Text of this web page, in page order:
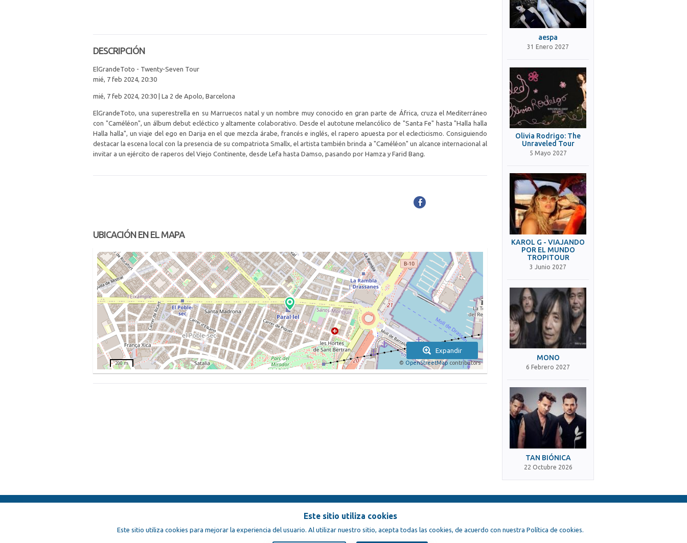
DESCRIPCIÓN
ElGrandeToto - Twenty-Seven Tour
mié, 7 feb 2024, 20:30
mié, 7 feb 2024, 20:30 | La 2 de Apolo, Barcelona
ElGrandeToto, una superestrella en su Marruecos natal y un nombre muy conocido en gran parte de África, cruza el Mediterráneo
con "Caméléon", un álbum debut ecléctico y altamente colaborativo. Desde el autotune melancólico de "Santa Fe" hasta "Halla halla
Halla halla", un viaje del ego en Darija en el que mezcla árabe, francés e inglés, el rapero apuesta por el eclecticismo. Consiguiendo
destacar la escena local con la presencia de su compatriota Smallx, el artista también brinda a "Caméléon" un alcance internacional al
invitar a un ejército de raperos del Viejo Continente, desde Lefa hasta Damso, pasando por Hamza y Farid Bang.
UBICACIÓN EN EL MAPA
Expandir
© OpenStreetMap contributors
200 m
aespa
31 Enero 2027
Olivia Rodrigo: The
Unraveled Tour
5 Mayo 2027
KAROL G - VIAJANDO
POR EL MUNDO
TROPITOUR
3 Junio 2027
MONO
6 Febrero 2027
TAN BIÓNICA
22 Octubre 2026
Este sitio utiliza cookies
Este sitio utiliza cookies para mejorar la experiencia del usuario. Al utilizar nuestro sitio, acepta todas las cookies, de acuerdo con nuestra Política de cookies.